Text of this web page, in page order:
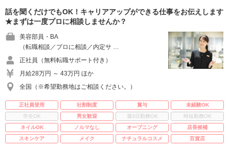
話を聞くだけでもOK！キャリアアップができる仕事をお伝えします
★まずは一度プロに相談しませんか？
美容部員・BA
（転職相談／プロに相談／内定サ …
正社員（無料転職サポート付き）
月給28万円 ～ 43万円 ほか
全国（※希望勤務地はご相談ください。）
正社員登用 社割制度 賞与
未経験OK
学生OK
男女歓迎 週3日勤務OK
時短勤務OK
ネイルOK
ノルマなし オープニング
店長候補
スキンケア
メイク ナチュラルコスメ 百貨店